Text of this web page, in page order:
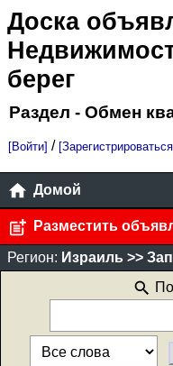
Доска
берег
Раздел - Обмен
[Войти] /
Домой
Разместить
Регион: Израиль >>